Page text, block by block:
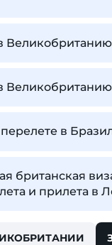
в
британская
и прилета в